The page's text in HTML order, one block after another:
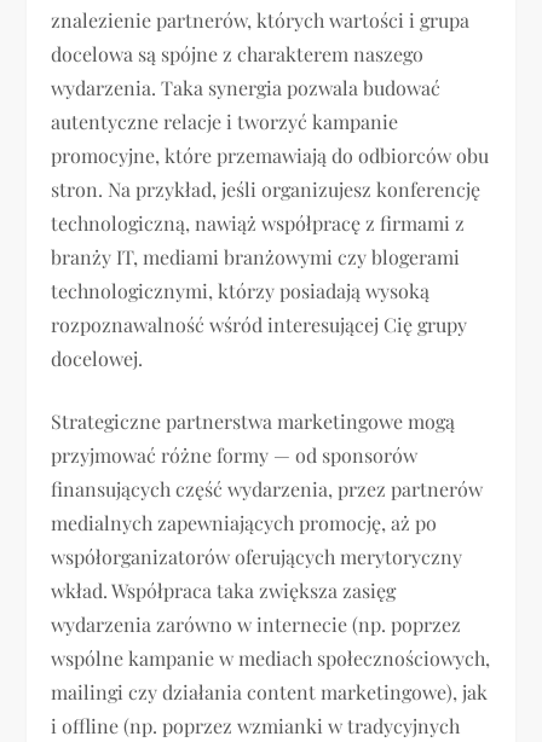
znalezienie partnerów, których wartości i grupa
docelowa są spójne z charakterem naszego
wydarzenia. Taka synergia pozwala budować
autentyczne relacje i tworzyć kampanie
promocyjne, które przemawiają do odbiorców obu
stron. Na przykład, jeśli organizujesz konferencję
technologiczną, nawiąż współpracę z firmami z
branży IT, mediami branżowymi czy blogerami
technologicznymi, którzy posiadają wysoką
rozpoznawalność wśród interesującej Cię grupy
docelowej.
Strategiczne partnerstwa marketingowe mogą
przyjmować różne formy — od sponsorów
finansujących część wydarzenia, przez partnerów
medialnych zapewniających promocję, aż po
współorganizatorów oferujących merytoryczny
wkład. Współpraca taka zwiększa zasięg
wydarzenia zarówno w internecie (np. poprzez
wspólne kampanie w mediach społecznościowych,
mailingi czy działania content marketingowe), jak
i offline (np. poprzez wzmianki w tradycyjnych